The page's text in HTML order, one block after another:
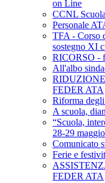
on Line
CCNL
Personale
TFA - Corso
sostegno XI
RICORSO -
All'albo
FEDER ATA
Riforma
A scuola,
“Scuola,
28-29
Comunicato
Ferie e
FEDER ATA